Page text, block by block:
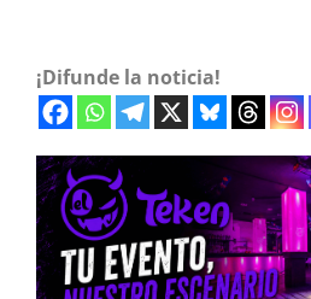
¡Difunde la noticia!